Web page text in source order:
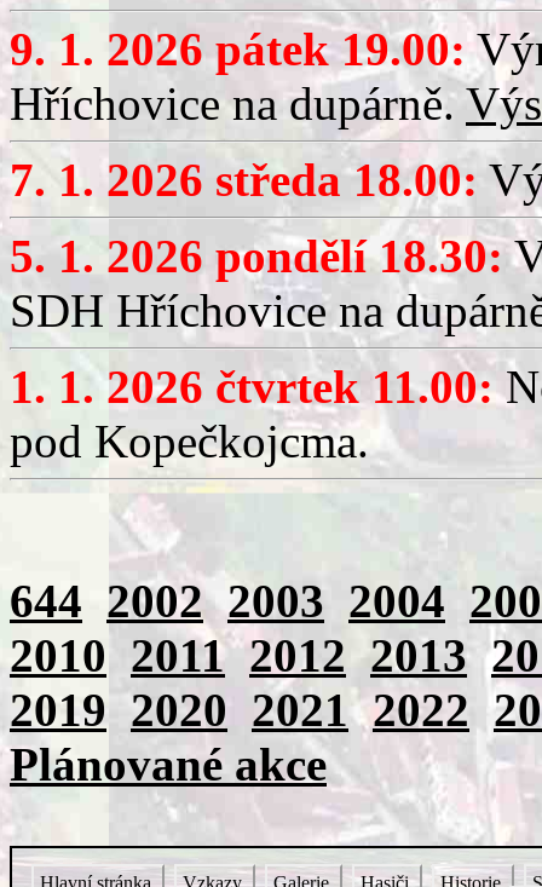
9. 1. 2026 pátek 19.00:
Hříchovice na dupárně.
7. 1. 2026 středa 18.00:
5. 1. 2026 pondělí 18.30:
SDH Hříchovice na
1. 1. 2026 čtvrtek 11.00:
pod Kopečkojcma.
644 2002 2003 2004
2010 2011 2012 2013
2019 2020 2021 2022
Plánované akce
Hlavní stránka Vzkazy Galerie Hasiči Historie